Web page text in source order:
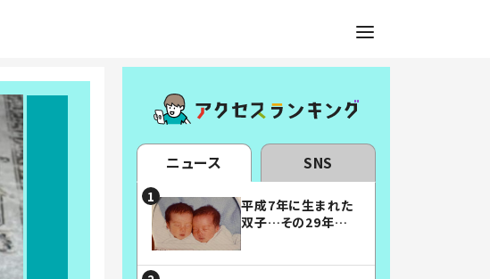
ニュース SNS
平成7年に生まれた
双子…その29年後